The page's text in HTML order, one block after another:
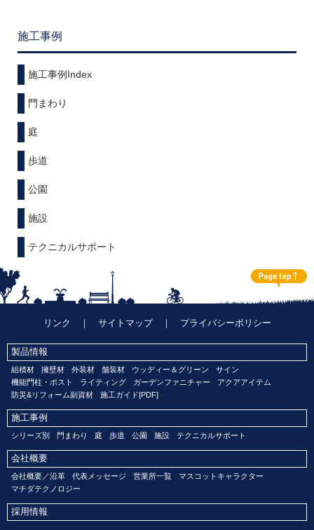
施工事例
施工事例Index
門まわり
庭
歩道
公園
施設
テクニカルサポート
リンク ｜ サイトマップ｜ プライバシーポリシー
製品情報
組積材 擁壁材 外装材 舗装材 ウッディー＆グリーン
サイン
機能門柱・ポスト
ライティング ガーデンファニチャー
アクアアイテム
防災&リフォーム副資材
施工ガイド[PDF]
施工事例
シリーズ別 門まわり 庭 歩道 公園 施設 テクニカルサポート
会社概要
会社概要／沿革 代表メッセージ 営業所一覧
マスコットキャラクター
マチダテクノロジー
採用情報